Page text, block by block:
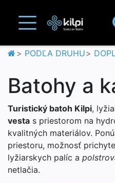
PODĽA DRUHU
Batohy a
Turistický batoh Kilpi,
vesta s priestorom na
kvalitných materiálov.
priestoru, možnosť
lyžiarskych palíc a
netlačia.